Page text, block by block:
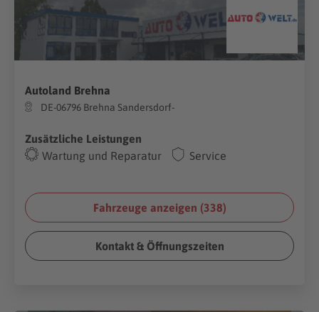
Autoland Brehna
DE-06796 Brehna Sandersdorf-
Zusätzliche Leistungen
Wartung und Reparatur
Service
Fahrzeuge anzeigen (338)
Kontakt & Öffnungszeiten